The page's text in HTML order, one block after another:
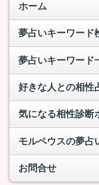
ホーム
夢占いキーワード
夢占いキーワード
好きな人との相性
気になる相性診断
モルペウスの夢占
お問合せ